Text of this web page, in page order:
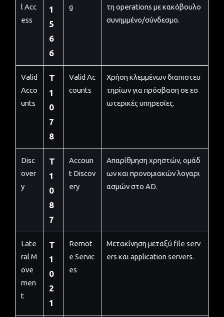
l Acc
ess
1
5
6
6
g
τη operations με κακόβουλο
συνημμένο/σύνδεσμο.
Valid
Acco
unts
T
1
0
7
8
Valid Ac
counts
Χρήση κλεμμένων διαπιστευ
τηρίων για πρόσβαση σε εσ
ωτερικές υπηρεσίες.
Disc
over
y
T
1
0
8
7
Accoun
t Discov
ery
Απαρίθμηση χρηστών, ομάδ
ων και προνομιακών λογαρι
ασμών στο AD.
Late
ral M
ove
men
t
T
1
0
2
1
Remot
e Servic
es
Μετακίνηση μεταξύ file serv
ers και application servers.